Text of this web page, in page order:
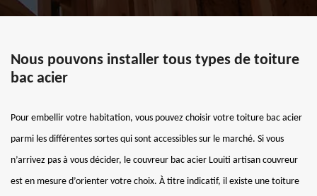
Nous pouvons installer tous types de toiture
bac acier
Pour embellir votre habitation, vous pouvez choisir votre toiture bac acier
parmi les différentes sortes qui sont accessibles sur le marché. Si vous
n’arrivez pas à vous décider, le couvreur bac acier Louiti artisan couvreur
est en mesure d’orienter votre choix. À titre indicatif, il existe une toiture